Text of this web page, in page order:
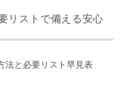
リストで備える安心
法と必要リスト早見表